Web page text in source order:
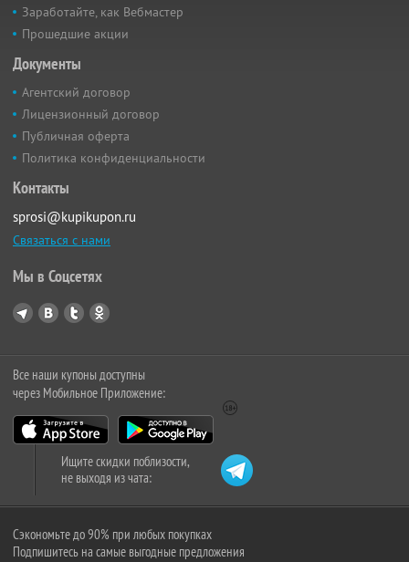
Заработайте, как Вебмастер
Прошедшие акции
Документы
Агентский договор
Лицензионный договор
Публичная оферта
Политика конфиденциальности
Контакты
sprosi@kupikupon.ru
Связаться с нами
Мы в Соцсетях
Все наши купоны доступны
через Мобильное Приложение:
Ищите скидки поблизости,
не выходя из чата:
Сэкономьте до 90% при любых покупках
Подпишитесь на самые выгодные предложения